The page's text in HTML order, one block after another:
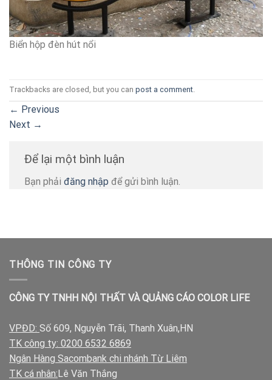
Biển hộp đèn hút nổi
Trackbacks are closed, but you can post a comment.
← Previous
Next →
Để lại một bình luận
Bạn phải đăng nhập để gửi bình luận.
THÔNG TIN CÔNG TY
CÔNG TY TNHH NỘI THẤT VÀ QUẢNG CÁO COLOR LIFE
VPĐD: Số 609, Nguyễn Trãi, Thanh Xuân,HN
TK công ty: 0200 6532 6869
Ngân Hàng Sacombank chi nhánh Từ Liêm
TK cá nhân:Lê Văn Thắng